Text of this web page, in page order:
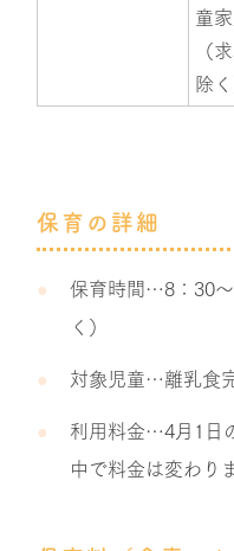
童
（
除く
保育の詳細
保育時間…8：30
く）
対象児童…離乳食
利用料金…4月1日
中で料金は変わり